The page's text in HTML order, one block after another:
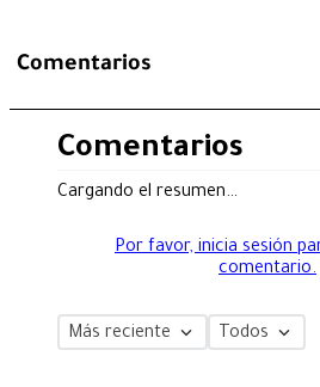
Comentarios
Comentarios
Cargando el resumen…
Por favor, inicia sesión
comentario.
Más reciente Todos